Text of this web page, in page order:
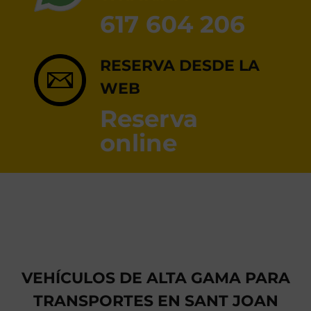
617 604 206
RESERVA DESDE LA
WEB
Reserva
online
VEHÍCULOS DE ALTA GAMA PARA
TRANSPORTES EN SANT JOAN